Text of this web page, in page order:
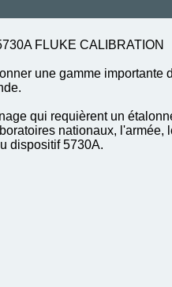
FLUKE CALIBRATION
une gamme
qui requièrent un
nationaux,
dispositif 5730A.